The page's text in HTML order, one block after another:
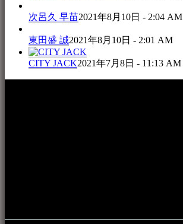
次呂久 早苗2021年8月10日 - 2:04 AM
東田盛 誠2021年8月10日 - 2:01 AM
CITY JACK2021年7月8日 - 11:13 AM